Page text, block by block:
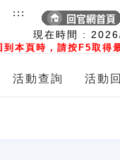
現在時間 :
到本頁時，請按F5取得
:::
活動查詢 活動